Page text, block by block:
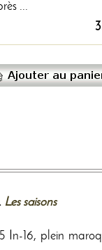
...
Les saisons
In-16, plein